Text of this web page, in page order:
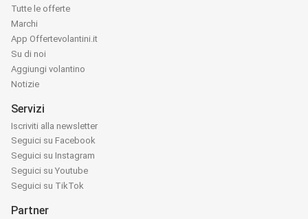
Tutte le offerte
Marchi
App Offertevolantini.it
Su di noi
Aggiungi volantino
Notizie
Servizi
Iscriviti alla newsletter
Seguici su Facebook
Seguici su Instagram
Seguici su Youtube
Seguici su TikTok
Partner